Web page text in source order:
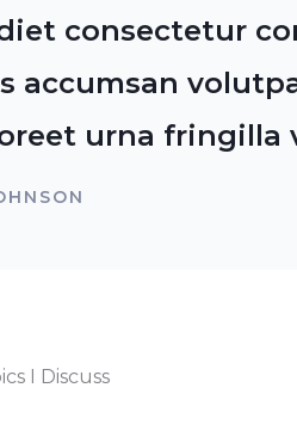
consectetur
accumsan
urna fringilla
I Discuss